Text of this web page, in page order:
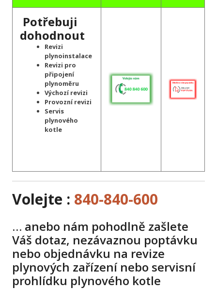
Potřebuji
dohodnout
Revizi
plynoinstalace
Revizi pro
připojení
plynoměru
Výchozí revizi
Provozní revizi
Servis
plynového
kotle
Volejte : 840-840-600
… anebo nám pohodlně zašlete
Váš dotaz, nezávaznou poptávku
nebo objednávku na revize
plynových zařízení nebo servisní
prohlídku plynového kotle